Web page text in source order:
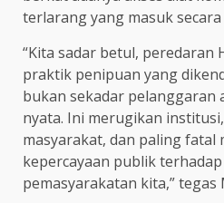
terlarang yang masuk secara
“Kita sadar betul, peredaran
praktik penipuan yang
bukan sekadar pelanggaran
nyata. Ini merugikan
masyarakat, dan paling fatal
kepercayaan publik
pemasyarakatan kita,”